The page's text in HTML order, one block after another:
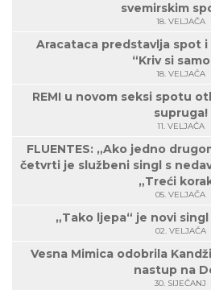
svemirskim
18. VELJAČA
Aracataca predstavlja spot
“Kriv si
18. VELJAČA
REMI u novom seksi spotu
supruga!
11. VELJAČA
FLUENTES: „Ako jedno
četvrti je službeni singl s
„Treći
05. VELJAČA
„Tako ljepa“ je novi
02. VELJAČA
Vesna Mimica odobrila
nastup na
30. SIJEČANJ